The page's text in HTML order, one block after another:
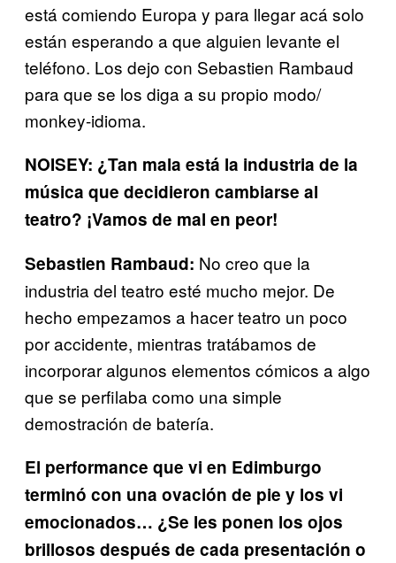
está comiendo Europa y para llegar acá solo
están esperando a que alguien levante el
teléfono. Los dejo con Sebastien Rambaud
para que se los diga a su propio modo/
monkey-idioma.
NOISEY: ¿Tan mala está la industria de la
música que decidieron cambiarse al
teatro? ¡Vamos de mal en peor!
Sebastien Rambaud: No creo que la
industria del teatro esté mucho mejor. De
hecho empezamos a hacer teatro un poco
por accidente, mientras tratábamos de
incorporar algunos elementos cómicos a algo
que se perfilaba como una simple
demostración de batería.
El performance que vi en Edimburgo
terminó con una ovación de pie y los vi
emocionados… ¿Se les ponen los ojos
brillosos después de cada presentación o